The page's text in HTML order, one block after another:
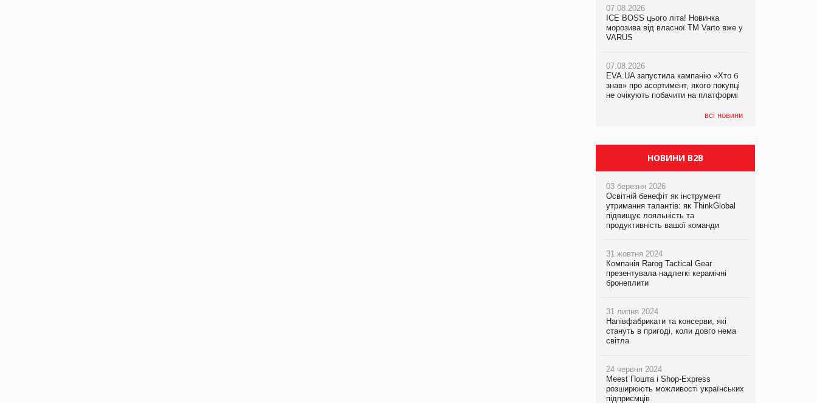
07.08.2026
ICE BOSS цього літа! Новинка
морозива від власної ТМ Varto вже у
VARUS
07.08.2026
EVA.UA запустила кампанію «Хто б
знав» про асортимент, якого покупці
не очікують побачити на платформі
всі новини
06.08.2026
Смачна новинка для хвостатих: у
VARUS з’явилися паучі Varto Paw
05.08.2026
Мережа супермаркетів VARUS купує
мережу магазинів формату
компанія налічуватиме 374 магазини
07.08.2026
Франція заборонила рекламні дзвінки
НОВИНИ B2B
03 березня 2026
Освітній бенефіт як інструмент
утримання талантів: як ThinkGlobal
підвищує лояльність та
продуктивність вашої команди
31 жовтня 2024
Компанія Rarog Tactical Gear
презентувала надлегкі керамічні
бронеплити
31 липня 2024
Напівфабрикати та консерви, які
стануть в пригоді, коли довго нема
світла
24 червня 2024
Meest Пошта і Shop-Express
розширюють можливості українських
підприємців